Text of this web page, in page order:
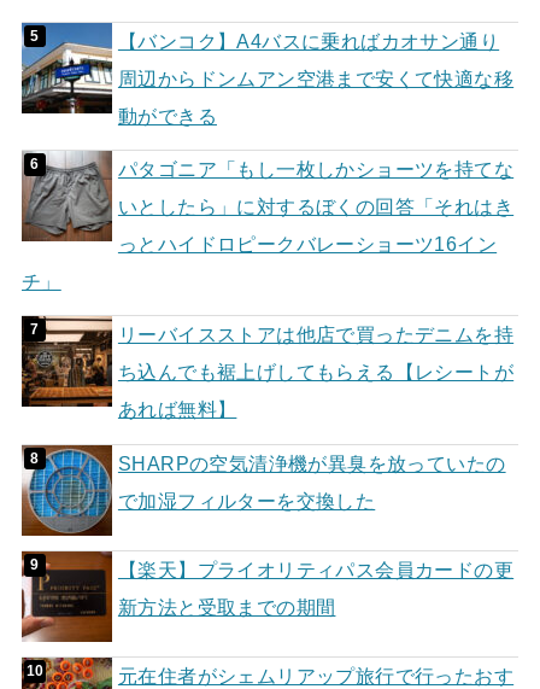
【バンコク】A4バスに乗ればカオサン通り
周辺からドンムアン空港まで安くて快適な移
動ができる
パタゴニア「もし一枚しかショーツを持てな
いとしたら」に対するぼくの回答「それはき
っとハイドロピークバレーショーツ16イン
チ」
リーバイスストアは他店で買ったデニムを持
ち込んでも裾上げしてもらえる【レシートが
あれば無料】
SHARPの空気清浄機が異臭を放っていたの
で加湿フィルターを交換した
【楽天】プライオリティパス会員カードの更
新方法と受取までの期間
元在住者がシェムリアップ旅行で行ったおす